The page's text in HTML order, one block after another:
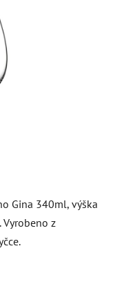
Gina 340ml, výška
z